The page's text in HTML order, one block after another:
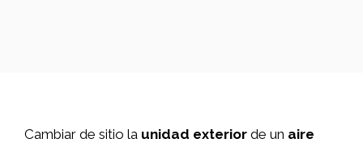
Cambiar de sitio la unidad exterior de un aire